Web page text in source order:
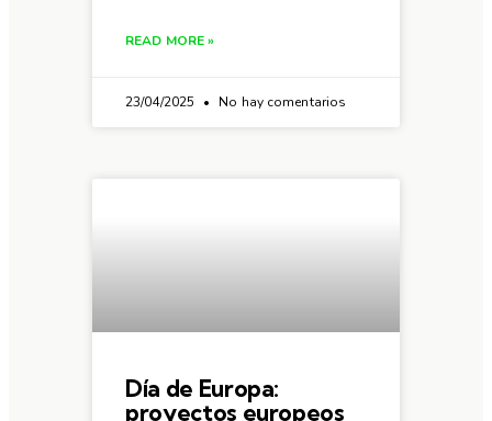
READ MORE »
23/04/2025 No hay comentarios
Día de Europa:
proyectos europeos